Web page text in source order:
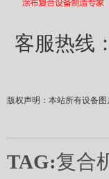
客服热线
版权声明：本站所有设备
TAG:复合